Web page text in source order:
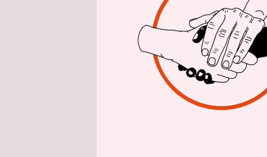
Villa.
Die einen
eigentlich
Sardinen